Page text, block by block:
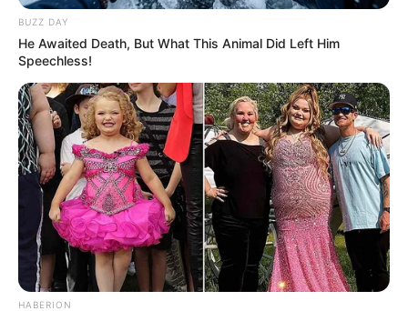
BUZZ DAY
He Awaited Death, But What This Animal Did Left Him
Speechless!
HABERION